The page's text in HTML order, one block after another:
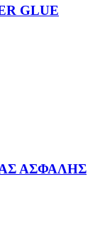
GLUE
ΑΣΦΑΛΗΣ